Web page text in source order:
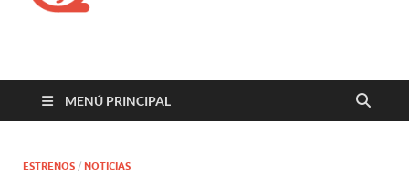
Cine maldito
MENÚ PRINCIPAL
ESTRENOS / NOTICIAS